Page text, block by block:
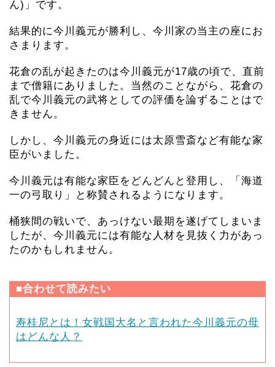
ん)」です。
結果的に今川義元が勝利し、今川家の当主の座にお
さまります。
花倉の乱が起きたのは今川義元が17歳の頃で、直前
まで僧籍にありました。当然のことながら、花倉の
乱で今川義元の武将としての評価を論ずることはで
きません。
しかし、今川義元の身近には太原雪斎など有能な家
臣がいました。
今川義元は有能な家臣をどんどんと登用し、「海道
一の弓取り」と称賛されるようになります。
桶狭間の戦いで、あっけない最期を遂げてしまいま
したが、今川義元には有能な人材を見抜く力があっ
たのかもしれません。
■合わせて読みたい
寿桂尼とは！女戦国大名と言われた今川義元の母
はどんな人？